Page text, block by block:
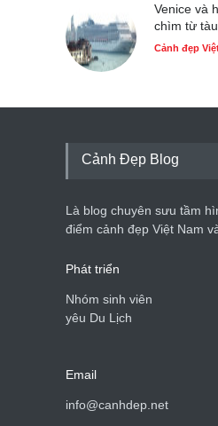
Venice và
chìm từ
Cảnh đẹp
Cảnh Đẹp Blog
Là blog chuyên sưu tầm
điểm cảnh đẹp Việt Nam
Phát triển
Nhóm sinh viên
yêu Du Lịch
Email
info@canhdep.net